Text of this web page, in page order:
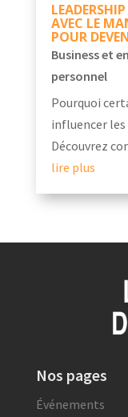
AVEC LE
POUR
Business et
personnel
Pourquoi
influencer
Découvrez
lire plus
Nos pages
Événements